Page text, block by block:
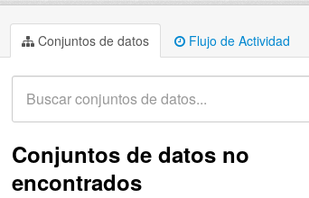
Conjuntos de datos Flujo de Actividad
Conjuntos de datos no
encontrados